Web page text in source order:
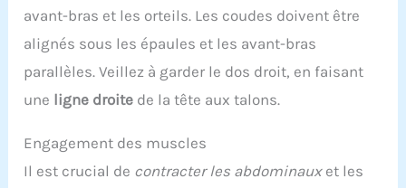
avant-bras et les orteils. Les coudes doivent être
alignés sous les épaules et les avant-bras
parallèles. Veillez à garder le dos droit, en faisant
une ligne droite de la tête aux talons.
Engagement des muscles
Il est crucial de contracter les abdominauxet les